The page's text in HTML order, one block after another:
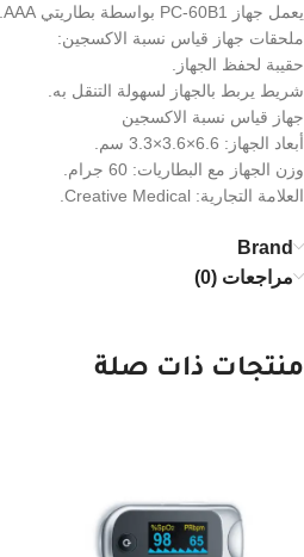
يعمل جهاز PC-60B1 بواسطة بطاريتي AAA.
ملحقات جهاز قياس نسبة الاكسجين:
حقيبة لحفظ الجهاز.
شريط يربط بالجهاز لسهولة التنقل به.
جهاز قياس نسبة الاكسجين
أبعاد الجهاز: 6.6×3.6×3.3 سم.
وزن الجهاز مع البطاريات: 60 جرام.
العلامة التجارية: Creative Medical.
Brand
مراجعات (0)
منتجات ذات صلة